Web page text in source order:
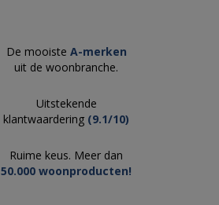
De mooiste A-merken
uit de woonbranche.
Uitstekende
klantwaardering (9.1/10)
Ruime keus. Meer dan
50.000 woonproducten!